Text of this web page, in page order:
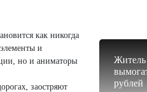
как никогда
и
но и аниматоры
заостряют
Житель
рублей